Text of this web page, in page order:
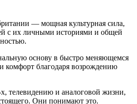
— мощная культурная сила,
с их личными историями и общей
основу в быстро меняющемся
комфорт благодаря возрождению
телевидению и аналоговой жизни,
Они понимают это.